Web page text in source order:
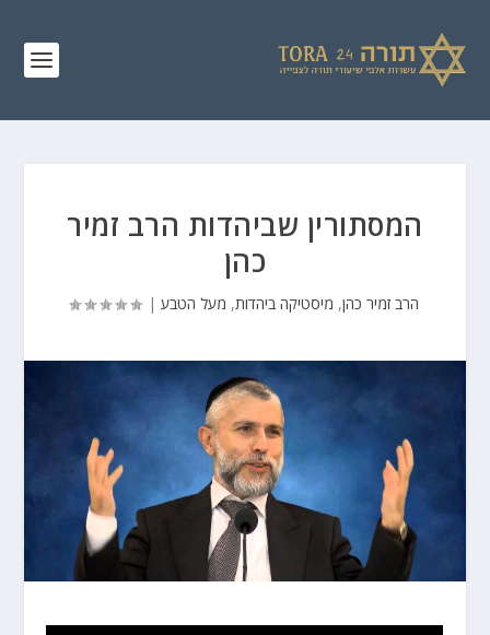
המסתורין שביהדות הרב זמיר
כהן
הרב זמיר כהן, מיסטיקה ביהדות, מעל הטבע |